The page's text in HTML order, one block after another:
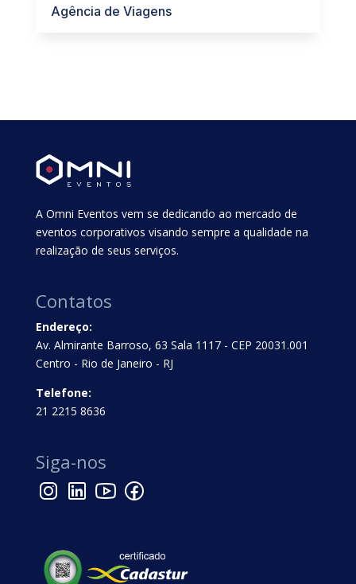
Agência de Viagens
A Omni Eventos vem se dedicando ao mercado de
eventos corporativos visando sempre a qualidade na
realização de seus serviços.
Contatos
Endereço:
Av. Almirante Barroso, 63 Sala 1117 - CEP 20031.001
Centro - Rio de Janeiro - RJ
Telefone:
21 2215 8636
Siga-nos